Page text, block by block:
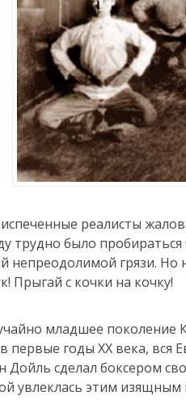
реалисты
трудно было
непреодолимой грязи. Но
Прыгай с кочки на кочку!
младшее поколение
первые годы XX века, вся
Дойль сделал боксером
увлеклась этим